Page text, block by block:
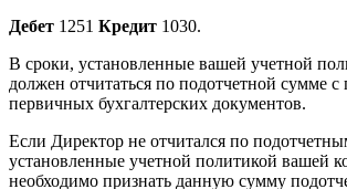
Дебет 1251 Кредит 1030.
В сроки, установленные вашей учетной
должен отчитаться по подотчетной сумме с
первичных бухгалтерских документов.
Если Директор не отчитался по
установленные учетной политикой вашей
необходимо признать данную сумму